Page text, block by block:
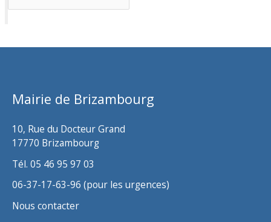
r
h
Mairie de Brizambourg
10, Rue du Docteur Grand
17770 Brizambourg
Tél. 05 46 95 97 03
06-37-17-63-96 (pour les urgences)
Nous contacter